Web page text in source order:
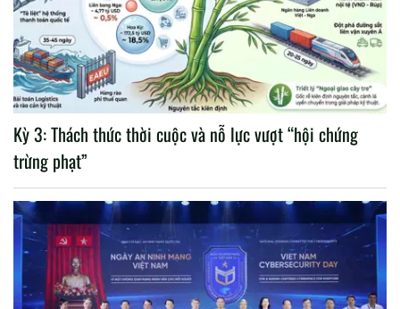
Kỳ 3: Thách thức thời cuộc và nỗ lực vượt “hội chứng
trừng phạt”